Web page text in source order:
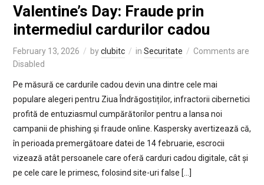
Valentine’s Day: Fraude prin
intermediul cardurilor cadou
February 13, 2026 byclubitc in Securitate
Comments are
Disabled
Pe măsură ce cardurile cadou devin una dintre cele mai
populare alegeri pentru Ziua Îndrăgostiților, infractorii cibernetici
profită de entuziasmul cumpărătorilor pentru a lansa noi
campanii de phishing și fraude online. Kaspersky avertizează că,
în perioada premergătoare datei de 14 februarie, escrocii
vizează atât persoanele care oferă carduri cadou digitale, cât și
pe cele care le primesc, folosind site-uri false […]